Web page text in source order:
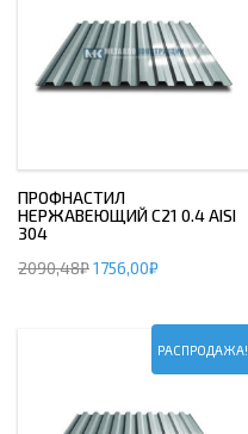
ПРОФНАСТИЛ
НЕРЖАВЕЮЩИЙ С21 0.4 AISI
304
2090,48₽1756,00₽
РАСПРОДАЖА!